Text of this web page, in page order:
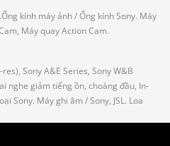
kính máy ảnh / Ống kính Sony. Máy
Máy quay Action Cam.
Sony A&E Series, Sony W&B
nghe giảm tiếng ồn, choàng đầu, In-
Sony. Máy ghi âm / Sony, JSL. Loa